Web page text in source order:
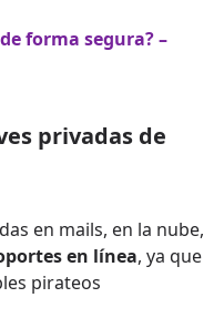
forma segura? –
privadas de
en mails, en la nube,
en línea, ya que
pirateos